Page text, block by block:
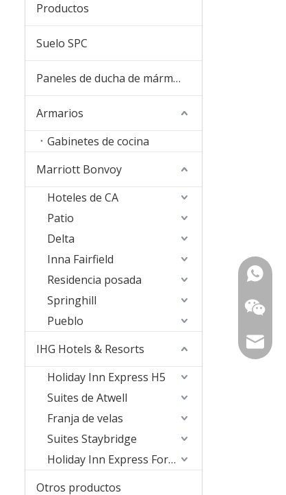
Productos
Suelo SPC
Paneles de ducha de mármol de cultura
Armarios
Gabinetes de cocina
Marriott Bonvoy
Hoteles de CA
Patio
Delta
Inna Fairfield
Residencia posada
Springhill
Pueblo
IHG Hotels & Resorts
Holiday Inn Express H5
Suites de Atwell
Franja de velas
Suites Staybridge
Holiday Inn Express Formula Blue2.0
Otros productos
+ 86-